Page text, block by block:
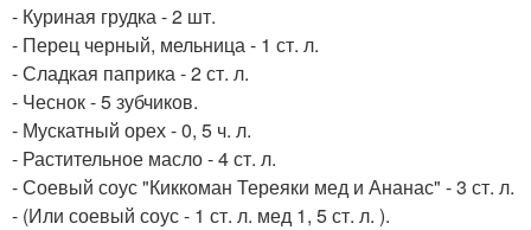
- Куриная грудка - 2 шт.
- Перец черный, мельница - 1 ст. л.
- Сладкая паприка - 2 ст. л.
- Чеснок - 5 зубчиков.
- Мускатный орех - 0, 5 ч. л.
- Растительное масло - 4 ст. л.
- Соевый соус "Киккоман Тереяки мед и Ананас" - 3 ст. л.
- (Или соевый соус - 1 ст. л. мед 1, 5 ст. л. ).